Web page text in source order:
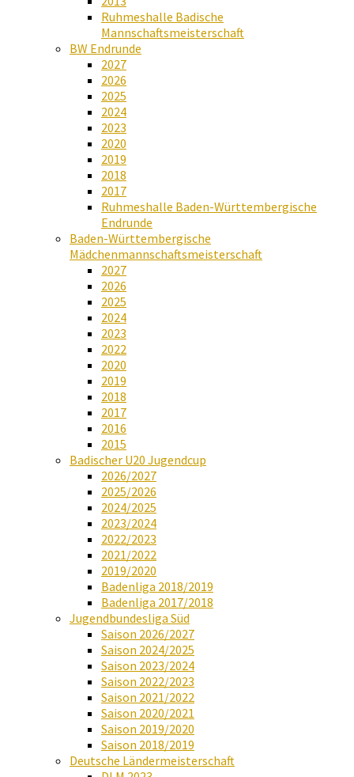
Ruhmeshalle Badische
Mannschaftsmeisterschaft
BW Endrunde
2027
2026
2025
2024
2023
2020
2019
2018
2017
Ruhmeshalle Baden-Württembergische
Endrunde
Baden-Württembergische
Mädchenmannschaftsmeisterschaft
2027
2026
2025
2024
2023
2022
2020
2019
2018
2017
2016
2015
Badischer U20 Jugendcup
2026/2027
2025/2026
2024/2025
2023/2024
2022/2023
2021/2022
2019/2020
Badenliga 2018/2019
Badenliga 2017/2018
Jugendbundesliga Süd
Saison 2026/2027
Saison 2024/2025
Saison 2023/2024
Saison 2022/2023
Saison 2021/2022
Saison 2020/2021
Saison 2019/2020
Saison 2018/2019
Deutsche Ländermeisterschaft